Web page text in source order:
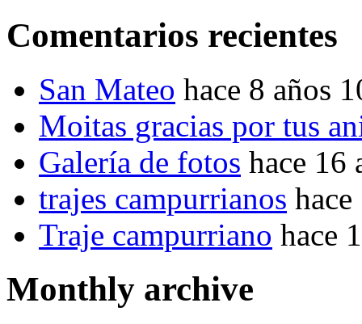
Comentarios recientes
San Mateo hace 8 años
Moitas gracias por tus
Galería de fotos hace 16
trajes campurrianos
Traje campurriano hace
Monthly archive